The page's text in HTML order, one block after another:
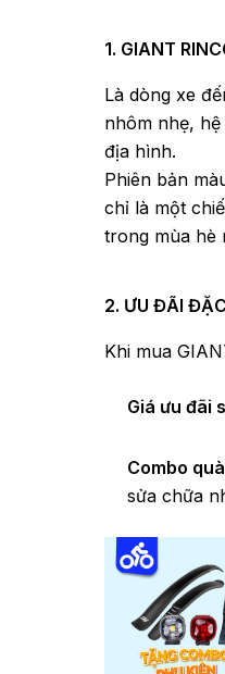
1. GIANT
Là dòng xe
nhôm nhẹ,
địa hình.
Phiên bản
chỉ là một
trong mùa hè
2. ƯU ĐÃI
Khi mua
Giá ưu đãi
Combo
sửa chữa